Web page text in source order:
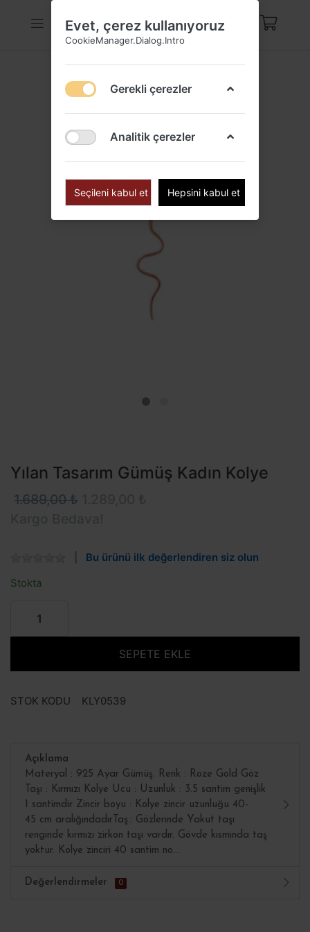
Yılan Tasarım Gümüş Kadın Kolye
1.689,00 ₺
Bu ürünü ilk değerlendiren siz olun
Stokta
SEPETE EKLE
STOK KODU KLY0539
Açıklama
Materyal : 925 Ayar Gümüş. Renk : Roze Gold Göz
Taşı : Kırmızı Kolye Ucu : Uzunluk : 3.5 santim genişlik
1 santimdir Zincir boyu : Kolye zincir uzunluğu 40-
45 cm aralığındadırTaş.: Gözlerinde Yakut taşı
renginde kırmızı zirkon taşı vardır. Gövde kısmında taş
yoktur. Kolye zinciri 40 santim no...
Değerlendirmeler 0
Evet, çerez kullanıyoruz
CookieManager.Dialog.Intro
Gerekli çerezler
Analitik çerezler
Seçileni kabul et Hepsini kabul et